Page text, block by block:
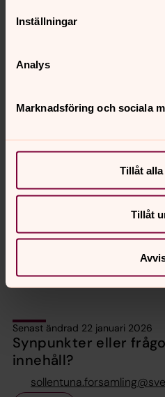
Inställningar
Analys
Marknadsföring och sociala
Tillåt
Tillåt
Britt Hernell (BKS)
Förtroendevald,
ordförande
E-post:
Senast ändrad 22 januari 2026
Synpunkter eller
innehåll?